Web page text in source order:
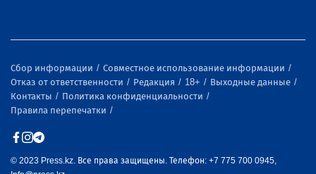
Сбор информации
Совместное использование информации
Отказ от ответственности
Редакция 18+
Выходные данные
Контакты
Политика конфиденциальности
Правила перепечатки
© 2023 Press.kz. Все права защищены. Телефон: +7 775 700 0945,